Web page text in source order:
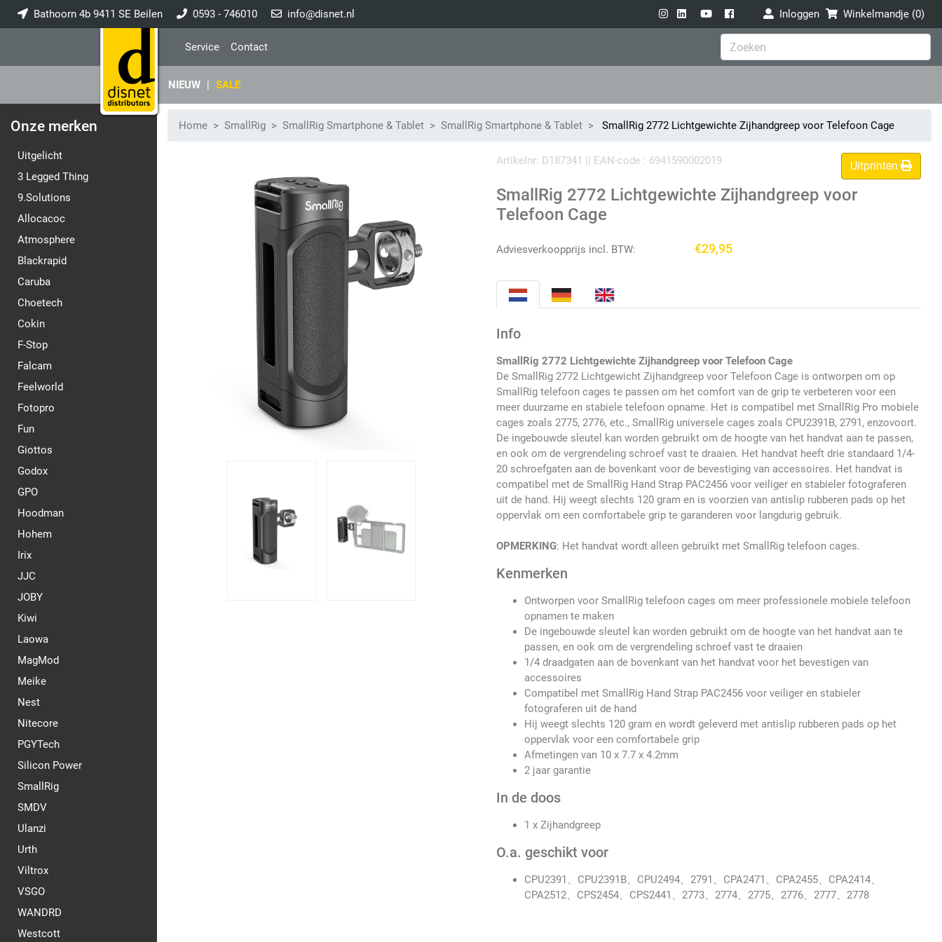
Bathoorn 4b 9411 SE Beilen 0593 - 746010 info@disnet.nl Inloggen Winkelmandje (0)
Service Contact
NIEUW | SALE
Onze merken
Uitgelicht
3 Legged Thing
9.Solutions
Allocacoc
Atmosphere
Blackrapid
Caruba
Choetech
Cokin
F-Stop
Falcam
Feelworld
Fotopro
Fun
Giottos
Godox
GPO
Hoodman
Hohem
Irix
JJC
JOBY
Kiwi
Laowa
MagMod
Meike
Nest
Nitecore
PGYTech
Silicon Power
SmallRig
SMDV
Ulanzi
Urth
Viltrox
VSGO
WANDRD
Westcott
Home SmallRig SmallRig Smartphone & Tablet SmallRig Smartphone & Tablet SmallRig 2772 Lichtgewichte Zijhandgreep voor Telefoon Cage
Artikelnr: D187341 || EAN-code : 6941590002019 Uitprinten
SmallRig 2772 Lichtgewichte Zijhandgreep voor
Telefoon Cage
Adviesverkoopprijs incl. BTW: €29,95
Info
SmallRig 2772 Lichtgewichte Zijhandgreep voor Telefoon Cage
De SmallRig 2772 Lichtgewicht Zijhandgreep voor Telefoon Cage is ontworpen om op
SmallRig telefoon cages te passen om het comfort van de grip te verbeteren voor een
meer duurzame en stabiele telefoon opname. Het is compatibel met SmallRig Pro mobiele
cages zoals 2775, 2776, etc., SmallRig universele cages zoals CPU2391B, 2791, enzovoort.
De ingebouwde sleutel kan worden gebruikt om de hoogte van het handvat aan te passen,
en ook om de vergrendeling schroef vast te draaien. Het handvat heeft drie standaard 1/4-
20 schroefgaten aan de bovenkant voor de bevestiging van accessoires. Het handvat is
compatibel met de SmallRig Hand Strap PAC2456 voor veiliger en stabieler fotograferen
uit de hand. Hij weegt slechts 120 gram en is voorzien van antislip rubberen pads op het
oppervlak om een comfortabele grip te garanderen voor langdurig gebruik.
OPMERKING: Het handvat wordt alleen gebruikt met SmallRig telefoon cages.
Kenmerken
Ontworpen voor SmallRig telefoon cages om meer professionele mobiele telefoon
opnamen te maken
De ingebouwde sleutel kan worden gebruikt om de hoogte van het handvat aan te
passen, en ook om de vergrendeling schroef vast te draaien
1/4 draadgaten aan de bovenkant van het handvat voor het bevestigen van
accessoires
Compatibel met SmallRig Hand Strap PAC2456 voor veiliger en stabieler
fotograferen uit de hand
Hij weegt slechts 120 gram en wordt geleverd met antislip rubberen pads op het
oppervlak voor een comfortabele grip
Afmetingen van 10 x 7.7 x 4.2mm
2 jaar garantie
In de doos
1 x Zijhandgreep
O.a. geschikt voor
CPU2391、CPU2391B、CPU2494、2791、CPA2471、CPA2455、CPA2414、
CPA2512、CPS2454、CPS2441、2773、2774、2775、2776、2777、2778